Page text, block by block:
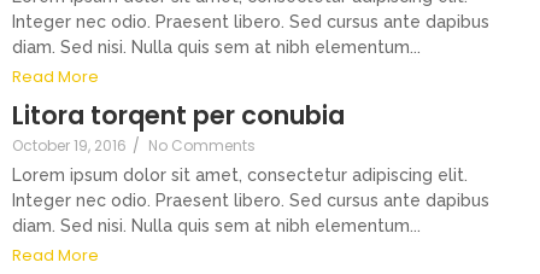
Integer nec odio. Praesent libero. Sed cursus ante dapibus
diam. Sed nisi. Nulla quis sem at nibh elementum...
Read More
Litora torqent per conubia
October 19, 2016 / No Comments
Lorem ipsum dolor sit amet, consectetur adipiscing elit.
Integer nec odio. Praesent libero. Sed cursus ante dapibus
diam. Sed nisi. Nulla quis sem at nibh elementum...
Read More